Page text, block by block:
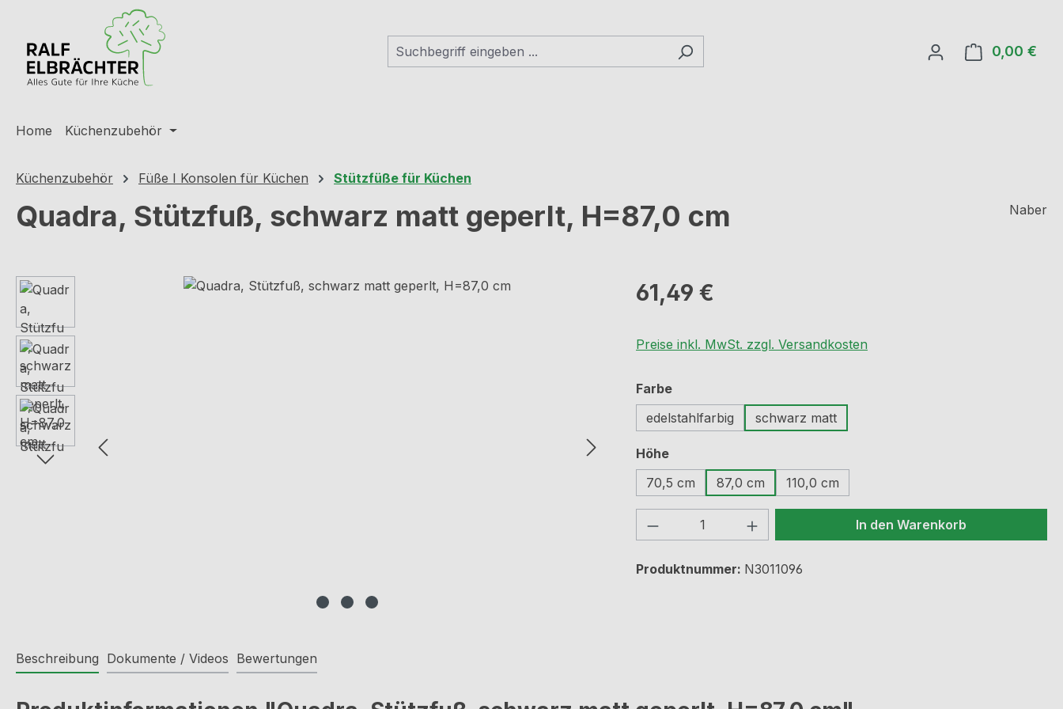
Hauptinhalt springen
Zur Suche springen
Zur Hauptnavigation springen
0,00 €
Home Küchenzubehör
Küchenzubehör Füße I Konsolen für Küchen Stützfüße für Küchen
Quadra, Stützfuß, schwarz matt geperlt, H=87,0 cm Naber
Bildergalerie überspringen Regulärer Preis:
61,49 €
Preise inkl. MwSt. zzgl. Versandkosten
Farbeauswählen
edelstahlfarbig
schwarz matt
Höheauswählen
70,5 cm
87,0 cm 110,0 cm
Produkt Anzahl: Gib den gewünschten Wert
In den Warenkorb
Produktnummer: N3011096
Beschreibung Dokumente / Videos Bewertungen